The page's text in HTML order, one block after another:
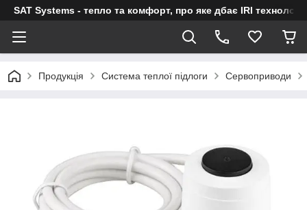
SAT Systems - тепло та комфорт, про яке дбає IRI технологія
Продукція Система теплої підлоги Сервоприводи